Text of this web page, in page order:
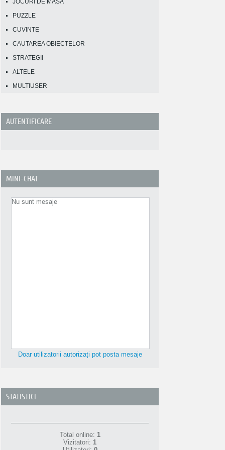
JOCURI DE MASA
PUZZLE
CUVINTE
CAUTAREA OBIECTELOR
STRATEGII
ALTELE
MULTIUSER
AUTENTIFICARE
MINI-CHAT
Doar utilizatorii autorizați pot posta mesaje
STATISTICI
Total online: 1
Vizitatori: 1